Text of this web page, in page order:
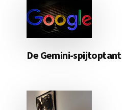
De Gemini-spijtoptant